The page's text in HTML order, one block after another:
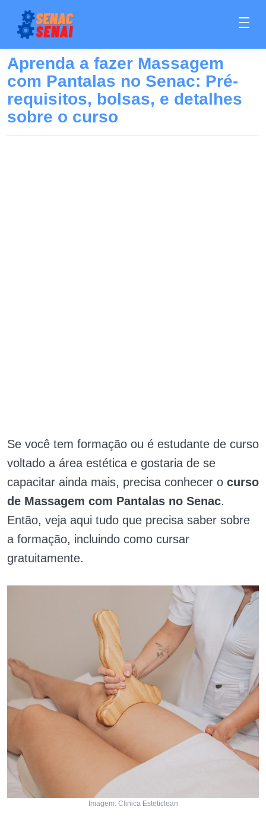
Aprenda a fazer Massagem
com Pantalas no Senac: Pré-
requisitos, bolsas, e detalhes
sobre o curso
Se você tem formação ou é estudante de curso
voltado a área estética e gostaria de se
capacitar ainda mais, precisa conhecer o curso
de Massagem com Pantalas no Senac.
Então, veja aqui tudo que precisa saber sobre
a formação, incluindo como cursar
gratuitamente.
Imagem: Clinica Esteticlean